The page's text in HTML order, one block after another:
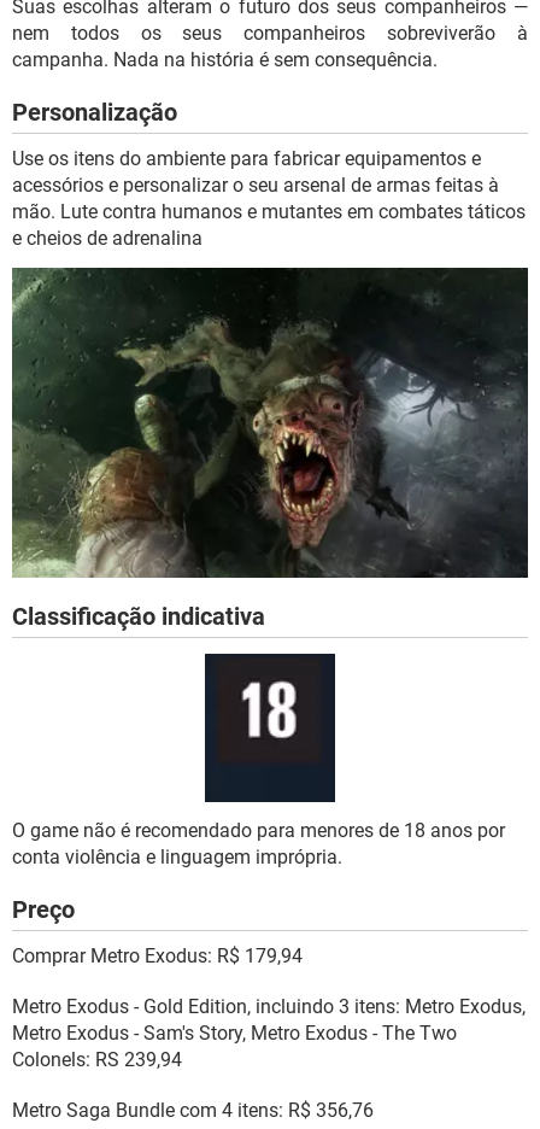
Suas escolhas alteram o futuro dos seus companheiros —
nem todos os seus companheiros sobreviverão à
campanha. Nada na história é sem consequência.
Personalização
Use os itens do ambiente para fabricar equipamentos e
acessórios e personalizar o seu arsenal de armas feitas à
mão. Lute contra humanos e mutantes em combates táticos
e cheios de adrenalina
Classificação indicativa
O game não é recomendado para menores de 18 anos por
conta violência e linguagem imprópria.
Preço
Comprar Metro Exodus: R$ 179,94
Metro Exodus - Gold Edition, incluindo 3 itens: Metro Exodus,
Metro Exodus - Sam's Story, Metro Exodus - The Two
Colonels: RS 239,94
Metro Saga Bundle com 4 itens: R$ 356,76